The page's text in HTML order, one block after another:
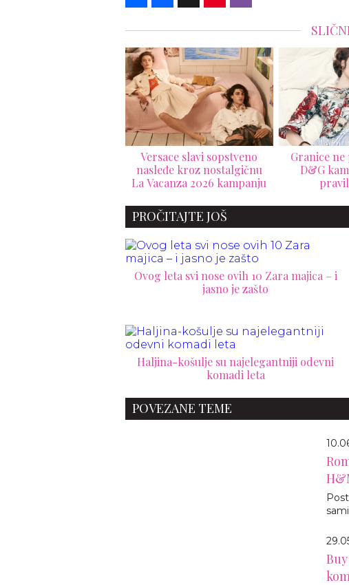
Granice ne postoje: nova
D&G kampanja briše
pravila mode
Giorgio
pretočen u
PROČITAJTE JOŠ
Ovog leta svi nose ovih 10 Zara majica – i
jasno je zašto
Haljina-košulje su najelegantniji odevni
komadi leta
POVEZANE TEME